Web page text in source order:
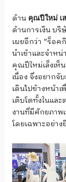
ด้าน คุณปีใหม่ เ
ด้านการเงิน บ
เผยอีกว่า “ร็อ
นำเข้าและจำห
คุณปีใหม่เล็งเห็
เนื่อง จึงอยากจั
เดินไปข้างหน้า
เติบโตทั้งในแล
งานที่มีศักยภาพ
โดยเฉพาะอย่า